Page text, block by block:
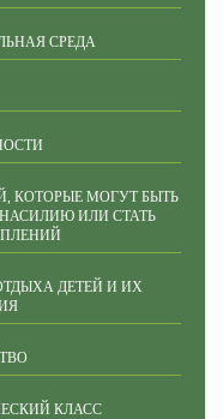
СРЕДА
КОТОРЫЕ МОГУТ БЫТЬ
ИЛИ СТАТЬ
ДЕТЕЙ И ИХ
КЛАСС